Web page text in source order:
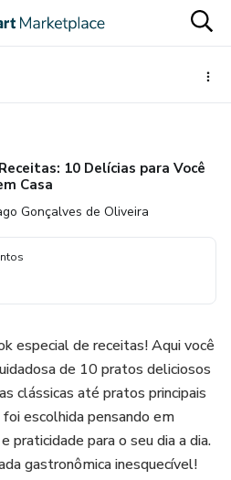
10 Delícias para Você
Casa
Gonçalves de Oliveira
especial de receitas! Aqui você
de 10 pratos deliciosos
clássicas até pratos principais
escolhida pensando em
praticidade para o seu dia a dia.
gastronômica inesquecível!